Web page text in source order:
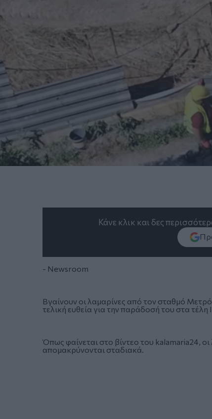
Κάνε κλικ και δες
- Newsroom
Βγαίνουν οι λαμαρίνες από τον σταθμό Μετρό
τελική ευθεία για την παράδοσή του στα τέλη
Όπως φαίνεται στο βίντεο του kalamaria24,
απομακρύνονται σταδιακά.